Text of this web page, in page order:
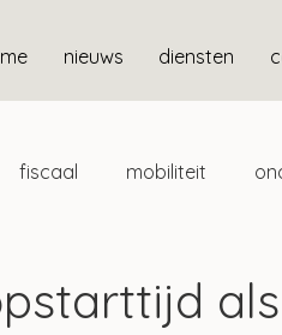
nieuws diensten
fiscaal mobiliteit